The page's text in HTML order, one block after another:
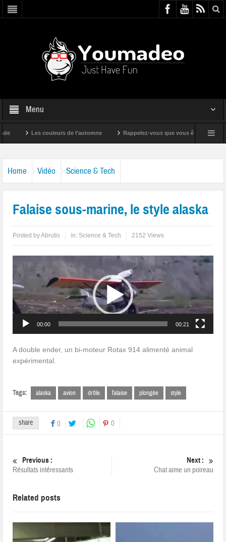
Menu
Les couleurs de l’automne Rappelez-vous que vous êtes super !
Home Vidéo Science & Tech
Falaise sous-marine, le style alaska
Posted byAbrutis in: Science & Tech 2152 Views
Lecteur
vidéo
00:00 00:21
A double ender, un bi-moteur Rotax 914 alimenté animal
expérimental.
Tags: alaska avion drôle falaise plongée style
share 0 0
Previous :
Résultats intéressants
Next :
Chat aime un poireau
Related posts